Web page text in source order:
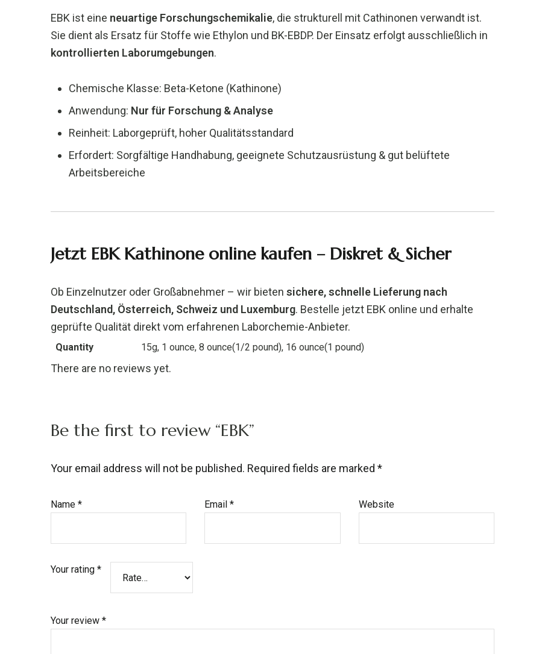
EBK ist eine neuartige Forschungschemikalie, die strukturell mit Cathinonen verwandt ist.
Sie dient als Ersatz für Stoffe wie Ethylon und BK-EBDP. Der Einsatz erfolgt ausschließlich in
kontrollierten Laborumgebungen.
Chemische Klasse: Beta-Ketone (Kathinone)
Anwendung: Nur für Forschung & Analyse
Reinheit: Laborgeprüft, hoher Qualitätsstandard
Erfordert: Sorgfältige Handhabung, geeignete Schutzausrüstung & gut belüftete
Arbeitsbereiche
Jetzt EBK Kathinone online kaufen – Diskret & Sicher
Ob Einzelnutzer oder Großabnehmer – wir bieten sichere, schnelle Lieferung nach
Deutschland, Österreich, Schweiz und Luxemburg. Bestelle jetzt EBK online und erhalte
geprüfte Qualität direkt vom erfahrenen Laborchemie-Anbieter.
Quantity 15g, 1 ounce, 8 ounce(1/2 pound), 16 ounce(1 pound)
There are no reviews yet.
Be the first to review “EBK”
Your email address will not be published. Required fields are marked *
Name * Email* Website
Your rating *
Your review *